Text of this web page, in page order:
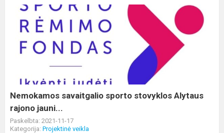
Nemokamos
savaitgalio
sporto
stovyklos
jauni...
Nemokamos savaitgalio sporto stovyklos Alytaus
rajono jauni...
Paskelbta: 2021-11-17
Kategorija: Projektinė veikla